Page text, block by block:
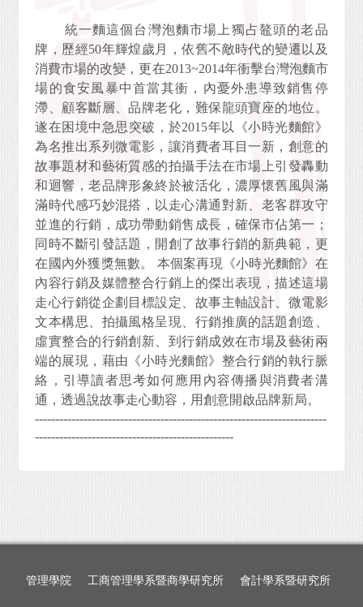
統一麵這個台灣泡麵市場上獨占鼇頭的老品
牌，歷經50年輝煌歲月，依舊不敵時代的變遷以及
消費市場的改變，更在2013~2014年衝擊台灣泡麵市
場的食安風暴中首當其衝，內憂外患導致銷售停
滯、顧客斷層、品牌老化，難保龍頭寶座的地位。
遂在困境中急思突破，於2015年以《小時光麵館》
為名推出系列微電影，讓消費者耳目一新，創意的
故事題材和藝術質感的拍攝手法在市場上引發轟動
和迴響，老品牌形象終於被活化，濃厚懷舊風與滿
滿時代感巧妙混搭，以走心溝通對新、老客群攻守
並進的行銷，成功帶動銷售成長，確保市佔第一；
同時不斷引發話題，開創了故事行銷的新典範，更
在國內外獲獎無數。 本個案再現《小時光麵館》在
內容行銷及媒體整合行銷上的傑出表現，描述這場
走心行銷從企劃目標設定、故事主軸設計、微電影
文本構思、拍攝風格呈現、行銷推廣的話題創造、
虛實整合的行銷創新、到行銷成效在市場及藝術兩
端的展現，藉由《小時光麵館》整合行銷的執行脈
絡，引導讀者思考如何應用內容傳播與消費者溝
通，透過說故事走心動容，用創意開啟品牌新局。
------------------------------------------------------------------------
-------------------------------------------------
管理學院 工商管理學系暨商學研究所 會計學系暨研究所